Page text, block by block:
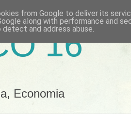
16
Economia
from Google to deliver its
along with performance and
and address abuse.